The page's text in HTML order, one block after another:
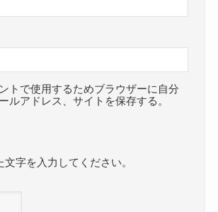
トで使用するためブラウザーに自分
ルアドレス、サイトを保存する。
文字を入力してください。